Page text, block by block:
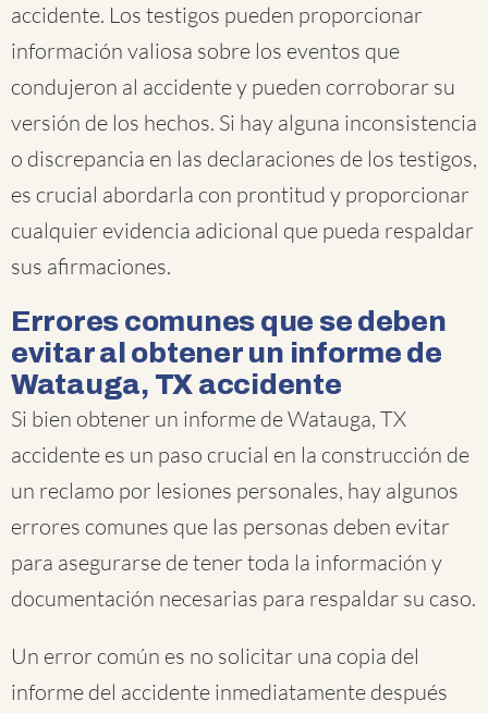
accidente. Los testigos pueden proporcionar
información valiosa sobre los eventos que
condujeron al accidente y pueden corroborar su
versión de los hechos. Si hay alguna inconsistencia
o discrepancia en las declaraciones de los testigos,
es crucial abordarla con prontitud y proporcionar
cualquier evidencia adicional que pueda respaldar
sus afirmaciones.
Errores comunes que se deben
evitar al obtener un informe de
Watauga, TX accidente
Si bien obtener un informe de Watauga, TX
accidente es un paso crucial en la construcción de
un reclamo por lesiones personales, hay algunos
errores comunes que las personas deben evitar
para asegurarse de tener toda la información y
documentación necesarias para respaldar su caso.
Un error común es no solicitar una copia del
informe del accidente inmediatamente después